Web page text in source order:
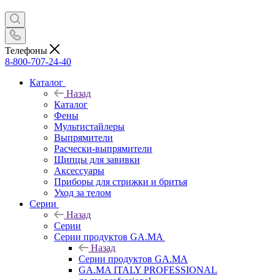
Телефоны
8-800-707-24-40
Каталог
Назад
Каталог
Фены
Мультистайлеры
Выпрямители
Расчески-выпрямители
Щипцы для завивки
Аксессуары
Приборы для стрижки и бритья
Уход за телом
Серии
Назад
Серии
Серии продуктов GA.MA
Назад
Серии продуктов GA.MA
GA.MA ITALY PROFESSIONAL